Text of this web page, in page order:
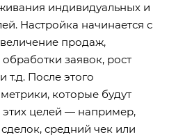
индивидуальных и
Настройка начинается с
продаж,
заявок, рост
т.д. После этого
которые будут
этих целей — например,
средний чек или